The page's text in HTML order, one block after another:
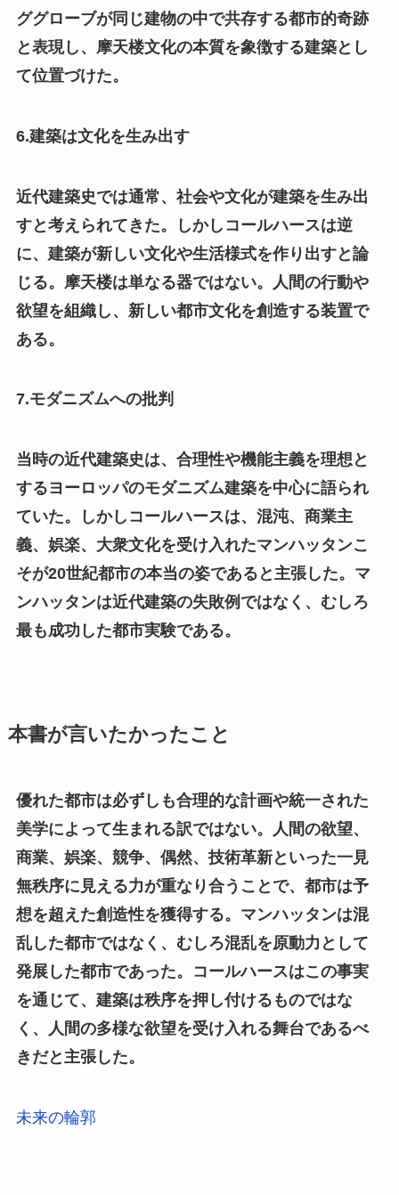
ググローブが同じ建物の中で共存する都市的奇跡
と表現し、摩天楼文化の本質を象徴する建築とし
て位置づけた。
6.建築は文化を生み出す
近代建築史では通常、社会や文化が建築を生み出
すと考えられてきた。しかしコールハースは逆
に、建築が新しい文化や生活様式を作り出すと論
じる。摩天楼は単なる器ではない。人間の行動や
欲望を組織し、新しい都市文化を創造する装置で
ある。
7.モダニズムへの批判
当時の近代建築史は、合理性や機能主義を理想と
するヨーロッパのモダニズム建築を中心に語られ
ていた。しかしコールハースは、混沌、商業主
義、娯楽、大衆文化を受け入れたマンハッタンこ
そが20世紀都市の本当の姿であると主張した。マ
ンハッタンは近代建築の失敗例ではなく、むしろ
最も成功した都市実験である。
本書が言いたかったこと
優れた都市は必ずしも合理的な計画や統一された
美学によって生まれる訳ではない。人間の欲望、
商業、娯楽、競争、偶然、技術革新といった一見
無秩序に見える力が重なり合うことで、都市は予
想を超えた創造性を獲得する。マンハッタンは混
乱した都市ではなく、むしろ混乱を原動力として
発展した都市であった。コールハースはこの事実
を通じて、建築は秩序を押し付けるものではな
く、人間の多様な欲望を受け入れる舞台であるべ
きだと主張した。
未来の輪郭